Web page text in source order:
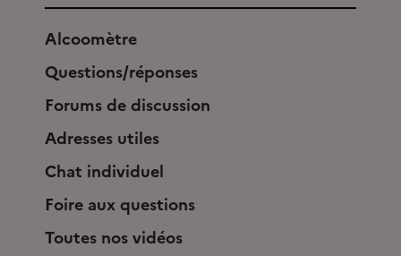
Alcoomètre
Questions/réponses
Forums de discussion
Adresses utiles
Chat individuel
Foire aux questions
Toutes nos vidéos